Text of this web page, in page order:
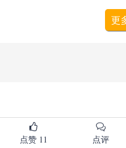
更
点赞 11 点评